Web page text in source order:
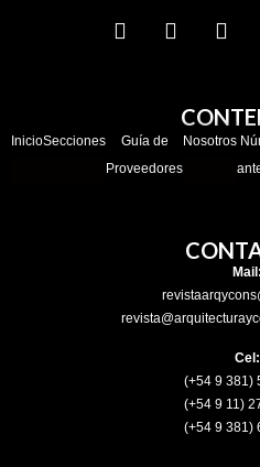
InicioSecciones
Guía de
Proveedores
Nosotros
Mail:
Cel:
(+54 9 381)
(+54 9 11)
(+54 9 381)